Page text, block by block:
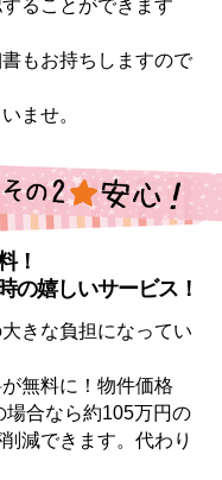
ることができます
もお持ちしますので
ませ。
！
の嬉しいサービス！
きな負担になってい
無料に！物件価格
場合なら約105万円の
減できます。代わり